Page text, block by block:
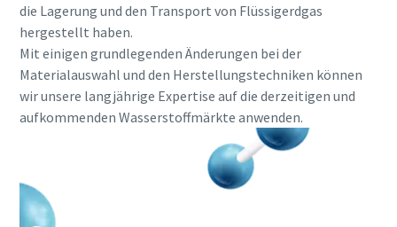
10 Schritte hin zu einer umweltfreundlichen und
effizienteren Produktion
CO2-Reduzierung für eine umweltfreundliche Produktion –
Sie wissen müssen
die Lagerung und den Transport von Flüssigerdgas
hergestellt haben.
Mit einigen grundlegenden Änderungen bei der
Materialauswahl und den Herstellungstechniken können
wir unsere langjährige Expertise auf die derzeitigen und
aufkommenden Wasserstoffmärkte anwenden.
Wenn Sie diese Anfrage absenden, kann Atlas
Copco Sie anhand der gesammelten
Informationen kontaktieren. Weitere